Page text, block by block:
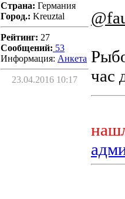
Страна: Германия
Город.: Kreuztal
Рейтинг: 27
Сообщений: 53
Информация: Aнкета
23.04.2016 10:17
час